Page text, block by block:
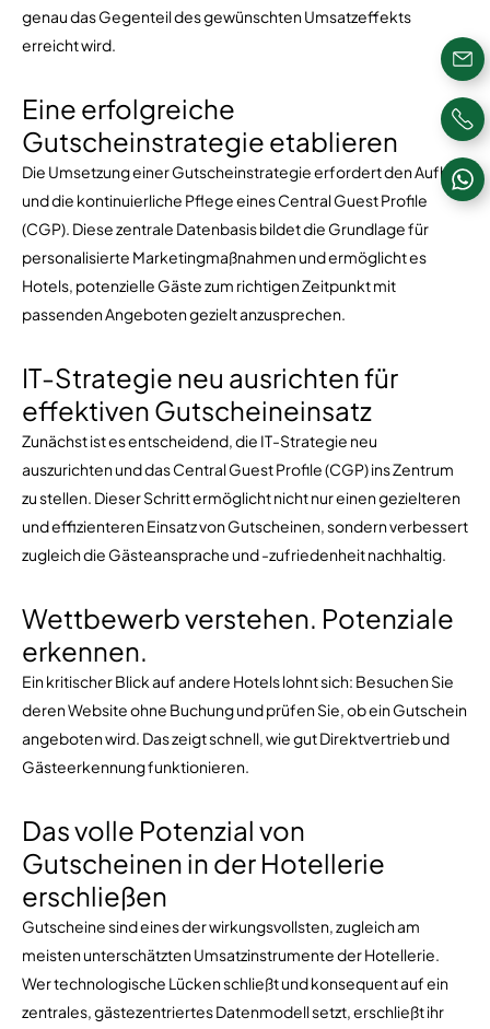
genau das Gegenteil des gewünschten Umsatzeffekts
erreicht wird.
Eine erfolgreiche
Gutscheinstrategie etablieren
Die Umsetzung einer Gutscheinstrategie erfordert den Aufbau
und die kontinuierliche Pflege eines Central Guest Profile
(CGP). Diese zentrale Datenbasis bildet die Grundlage für
personalisierte Marketingmaßnahmen und ermöglicht es
Hotels, potenzielle Gäste zum richtigen Zeitpunkt mit
passenden Angeboten gezielt anzusprechen.
IT-Strategie neu ausrichten für
effektiven Gutscheineinsatz
Zunächst ist es entscheidend, die IT-Strategie neu
auszurichten und das Central Guest Profile (CGP) ins Zentrum
zu stellen. Dieser Schritt ermöglicht nicht nur einen gezielteren
und effizienteren Einsatz von Gutscheinen, sondern verbessert
zugleich die Gästeansprache und -zufriedenheit nachhaltig.
Wettbewerb verstehen. Potenziale
erkennen.
Ein kritischer Blick auf andere Hotels lohnt sich: Besuchen Sie
deren Website ohne Buchung und prüfen Sie, ob ein Gutschein
angeboten wird. Das zeigt schnell, wie gut Direktvertrieb und
Gästeerkennung funktionieren.
Das volle Potenzial von
Gutscheinen in der Hotellerie
erschließen
Gutscheine sind eines der wirkungsvollsten, zugleich am
meisten unterschätzten Umsatzinstrumente der Hotellerie.
Wer technologische Lücken schließt und konsequent auf ein
zentrales, gästezentriertes Datenmodell setzt, erschließt ihr